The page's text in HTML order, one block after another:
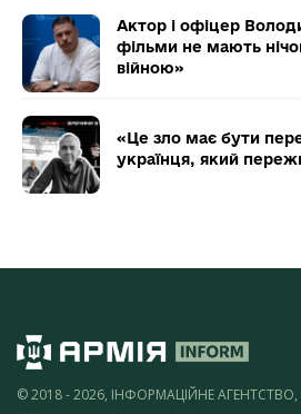
Актор і офіцер
фільми не мають
війною»
«Це зло має бути
українця, який
© 2018 - 2026, ІНФОРМАЦІЙНЕ АГЕНТСТВО,